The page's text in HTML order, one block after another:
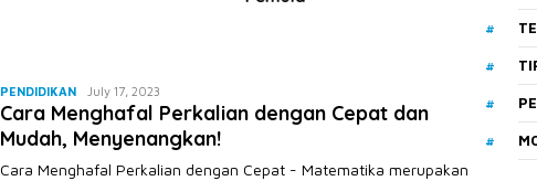
PENDIDIKANAkhmad
Saikuddin
July 17, 2023
Cara Menghafal Perkalian dengan Cepat dan
Mudah, Menyenangkan!
Cara Menghafal Perkalian dengan Cepat - Matematika merupakan